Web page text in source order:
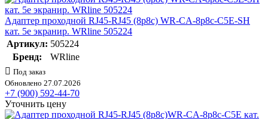
Адаптер проходной RJ45-RJ45 (8p8c) WR-CA-8p8c-C5E-SH
кат. 5е экранир. WRline 505224
Артикул: 505224
Бренд:
WRline
Под заказ
Обновлено 27.07.2026
+7 (900) 592-44-70
Уточнить цену